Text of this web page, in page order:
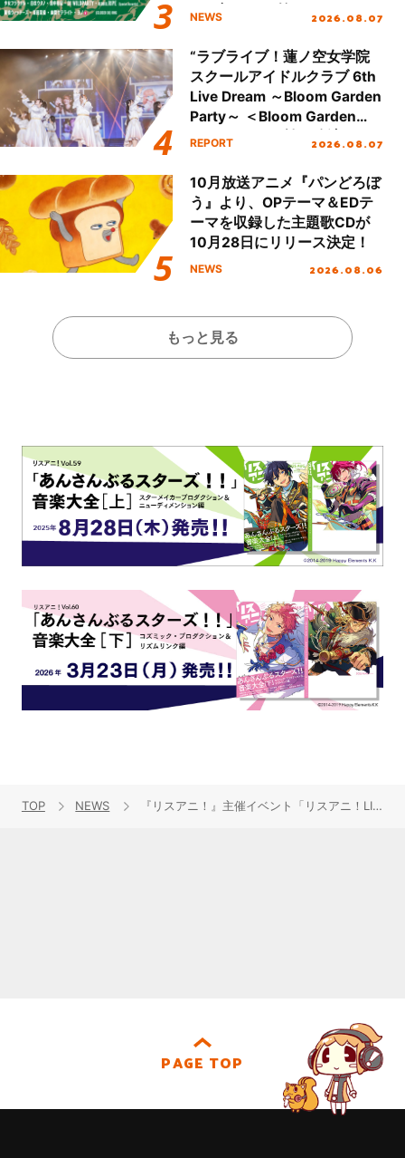
し、初となる第3ステージの
NEWS 2026.08.07
“ラブライブ！蓮ノ空女学院
スクールアイドルクラブ 6th
Live Dream ～Bloom Garden
Party～ ＜Bloom Garden
Party Stage／埼玉公演＞”
REPORT 2026.08.07
10月放送アニメ『パンどろぼ
う』より、OPテーマ＆EDテ
ーマを収録した主題歌CDが
10月28日にリリース決定！
NEWS 2026.08.06
もっと見る
TOP NEWS 『リスアニ！』主催イベント「リスアニ！LIVE-4」、3月にMUSIC ON! TVにて放送決定！
PAGE TOP